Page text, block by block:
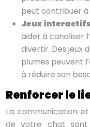
peut contribuer
Jeux
aider à canaliser
divertir. Des jeux
plumes peuvent
à réduire son
Renforcer le
La communication
de votre chat sont